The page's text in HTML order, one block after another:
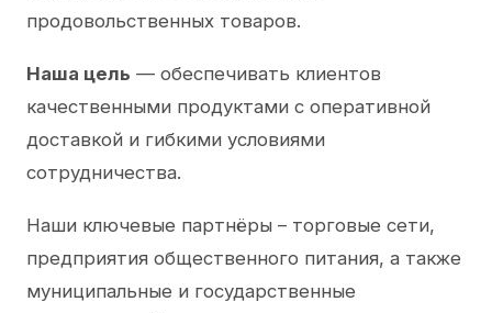
продовольственных товаров.
Наша цель — обеспечивать клиентов
качественными продуктами с оперативной
доставкой и гибкими условиями
сотрудничества.
Наши ключевые партнёры – торговые сети,
предприятия общественного питания, а также
муниципальные и государственные